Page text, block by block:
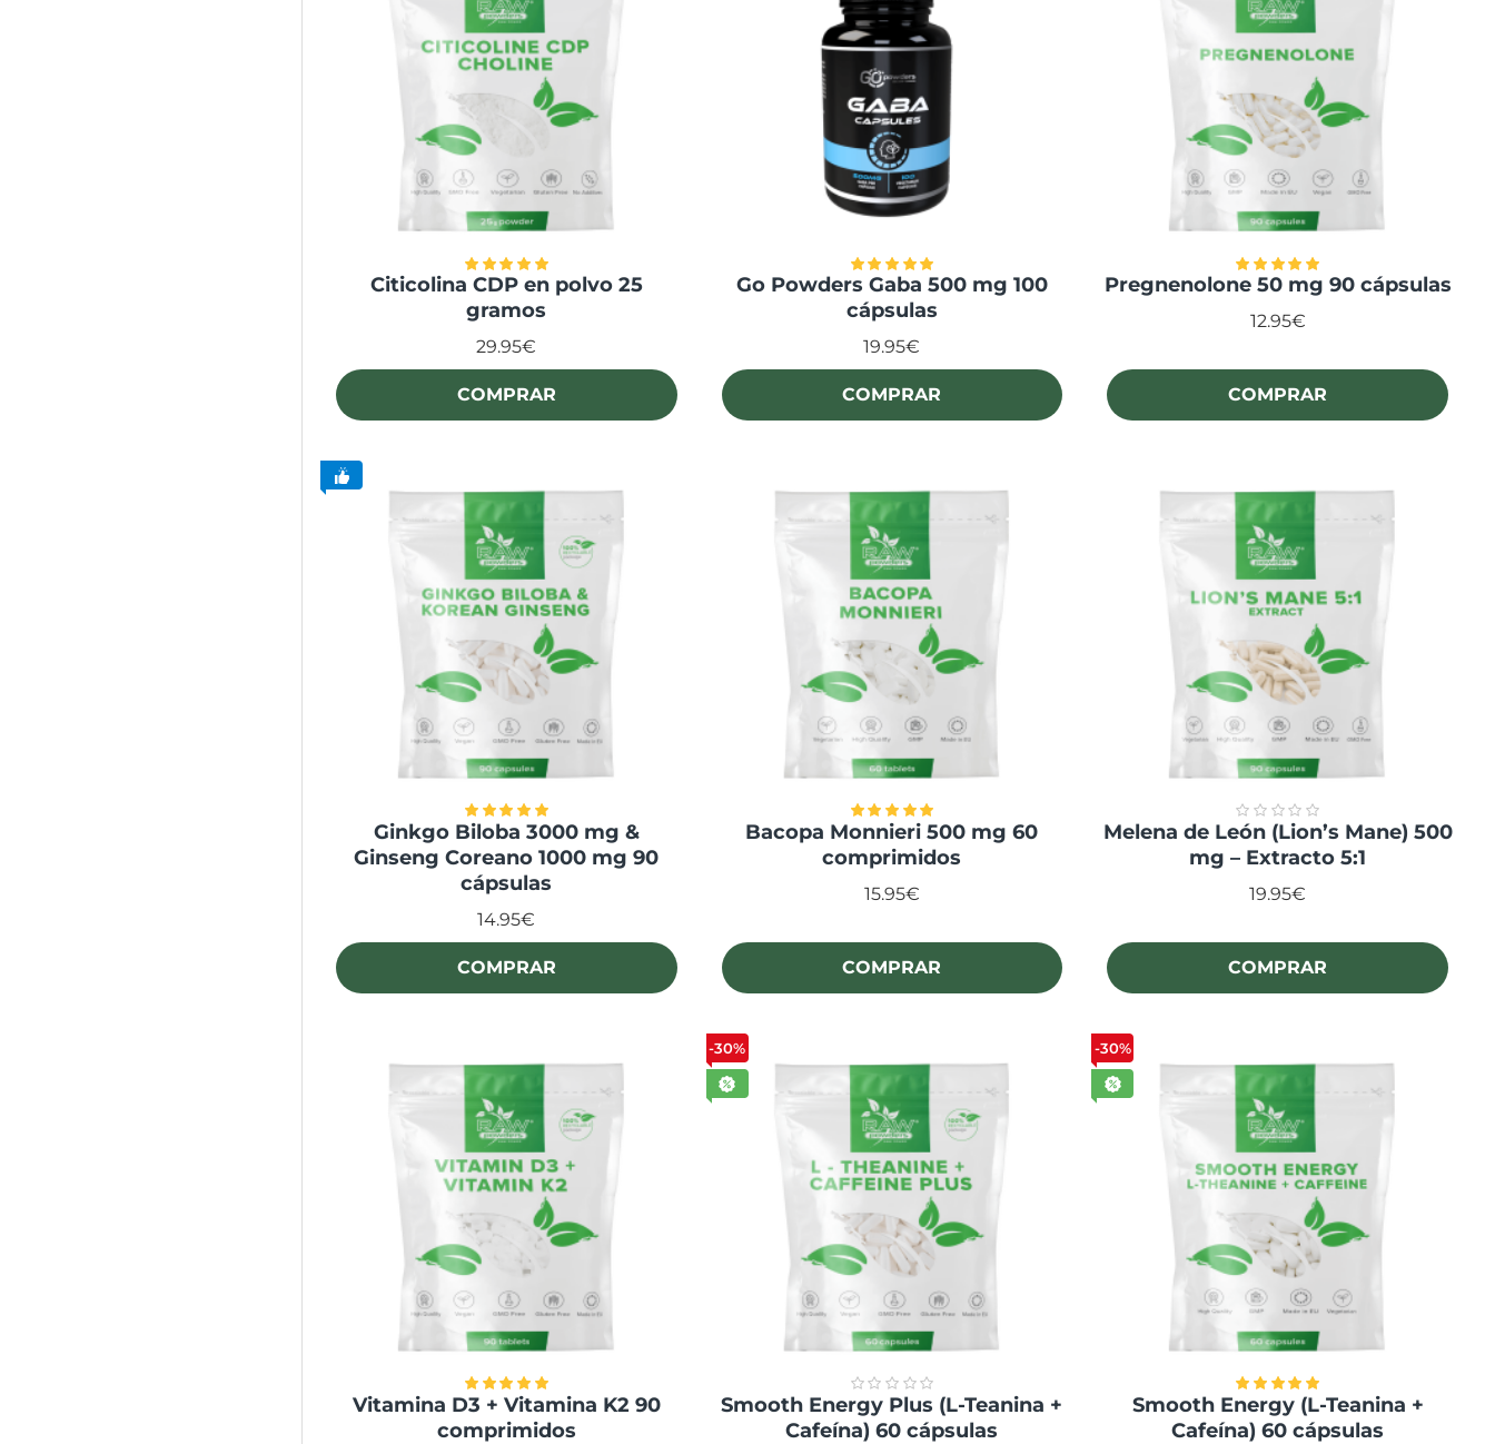
Citicolina CDP en polvo 25
gramos
29.95€
COMPRAR
Go Powders Gaba 500 mg 100
cápsulas
19.95€
COMPRAR
Pregnenolone 50 mg 90 cápsulas
12.95€
COMPRAR
Ginkgo Biloba 3000 mg &
Ginseng Coreano 1000 mg 90
cápsulas
14.95€
COMPRAR
Bacopa Monnieri 500 mg 60
comprimidos
15.95€
COMPRAR
Melena de León (Lion’s Mane) 500
mg – Extracto 5:1
19.95€
COMPRAR
Vitamina D3 + Vitamina K2 90
comprimidos
-30%
Smooth Energy Plus (L-Teanina +
Cafeína) 60 cápsulas
-30%
Smooth Energy (L-Teanina +
Cafeína) 60 cápsulas